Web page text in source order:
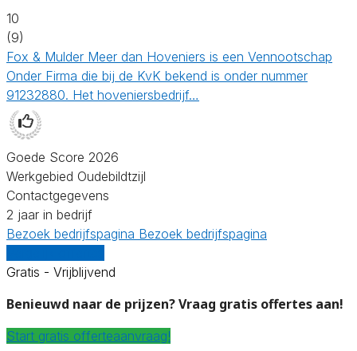
10
(9)
Fox & Mulder Meer dan Hoveniers is een Vennootschap
Onder Firma die bij de KvK bekend is onder nummer
91232880. Het hoveniersbedrijf…
Goede Score 2026
Werkgebied Oudebildtzijl
Contactgegevens
2 jaar in bedrijf
Bezoek bedrijfspagina Bezoek bedrijfspagina
Gratis - Vrijblijvend
Benieuwd naar de prijzen? Vraag gratis offertes aan!
Start gratis offerteaanvraag!